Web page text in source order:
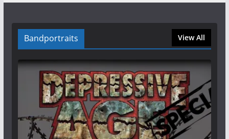
Bandportraits View All